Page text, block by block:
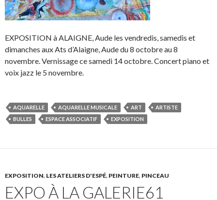
EXPOSITION à ALAIGNE, Aude les vendredis, samedis et
dimanches aux Ats d’Alaigne, Aude du 8 octobre au 8
novembre. Vernissage ce samedi 14 octobre. Concert piano et
voix jazz le 5 novembre.
AQUARELLE AQUARELLE MUSICALE ART
ARTISTE
BULLES
ESPACE ASSOCIATIF EXPOSITION
EXPOSITION, LES ATELIERS D'ESPÉ, PEINTURE, PINCEAU
EXPO À LA GALERIE61